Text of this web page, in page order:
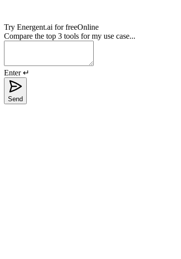
Try Energent.ai for freeOnline
Compare the top 3 tools for my use case...
Enter ↵
Send